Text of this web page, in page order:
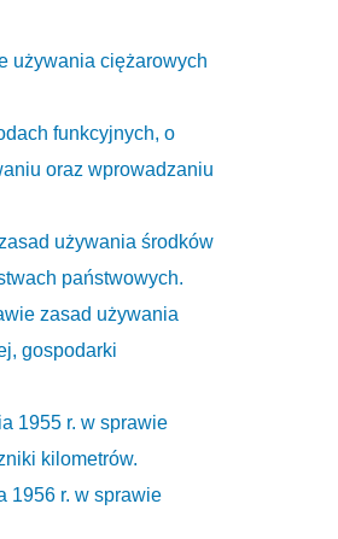
używania ciężarowych
funkcyjnych, o
oraz wprowadzaniu
używania środków
państwowych.
zasad używania
gospodarki
1955 r. w sprawie
kilometrów.
1956 r. w sprawie